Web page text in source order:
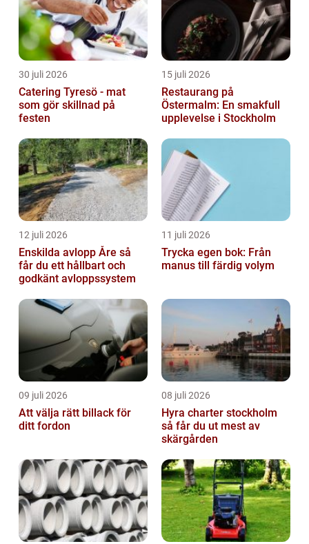
30 juli 2026
Catering Tyresö - mat
som gör skillnad på
festen
15 juli 2026
Restaurang på
Östermalm: En smakfull
upplevelse i Stockholm
12 juli 2026
Enskilda avlopp Åre så
får du ett hållbart och
godkänt avloppssystem
11 juli 2026
Trycka egen bok: Från
manus till färdig volym
09 juli 2026
Att välja rätt billack för
ditt fordon
08 juli 2026
Hyra charter stockholm
så får du ut mest av
skärgården